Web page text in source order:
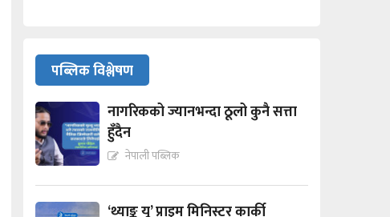
पब्लिक विश्लेषण
नागरिकको ज्यानभन्दा ठूलो कुनै सत्ता
हुँदैन
नेपाली पब्लिक